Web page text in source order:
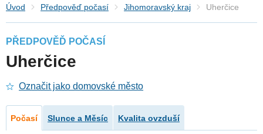
Úvod Předpověď počasí Jihomoravský kraj Uherčice
PŘEDPOVĚĎ POČASÍ
Uherčice
Označit jako domovské město
Počasí Slunce a Měsíc Kvalita ovzduší